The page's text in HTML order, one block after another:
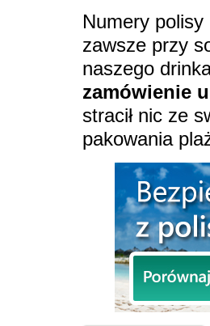
Numery
zawsze przy
naszego
zamówienie
stracił nic ze
pakowania